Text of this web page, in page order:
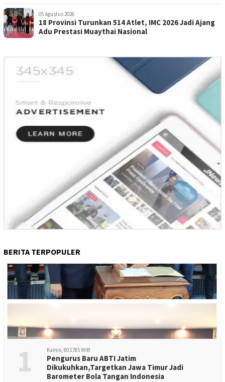
05 Agustus 2026
18 Provinsi Turunkan 514 Atlet, IMC 2026 Jadi Ajang
Adu Prestasi Muaythai Nasional
BERITA TERPOPULER
1 Kamis, 80 1785 WIB
Pengurus Baru ABTI Jatim
Dikukuhkan,Targetkan Jawa Timur Jadi
Barometer Bola Tangan Indonesia